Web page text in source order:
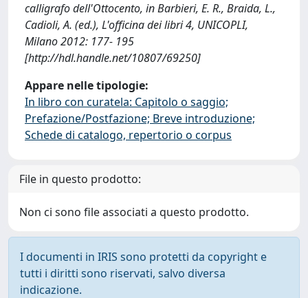
calligrafo dell'Ottocento, in Barbieri, E. R., Braida, L.,
Cadioli, A. (ed.), L'officina dei libri 4, UNICOPLI,
Milano 2012: 177- 195
[http://hdl.handle.net/10807/69250]
Appare nelle tipologie:
In libro con curatela: Capitolo o saggio;
Prefazione/Postfazione; Breve introduzione;
Schede di catalogo, repertorio o corpus
File in questo prodotto:
Non ci sono file associati a questo prodotto.
I documenti in IRIS sono protetti da copyright e
tutti i diritti sono riservati, salvo diversa
indicazione.